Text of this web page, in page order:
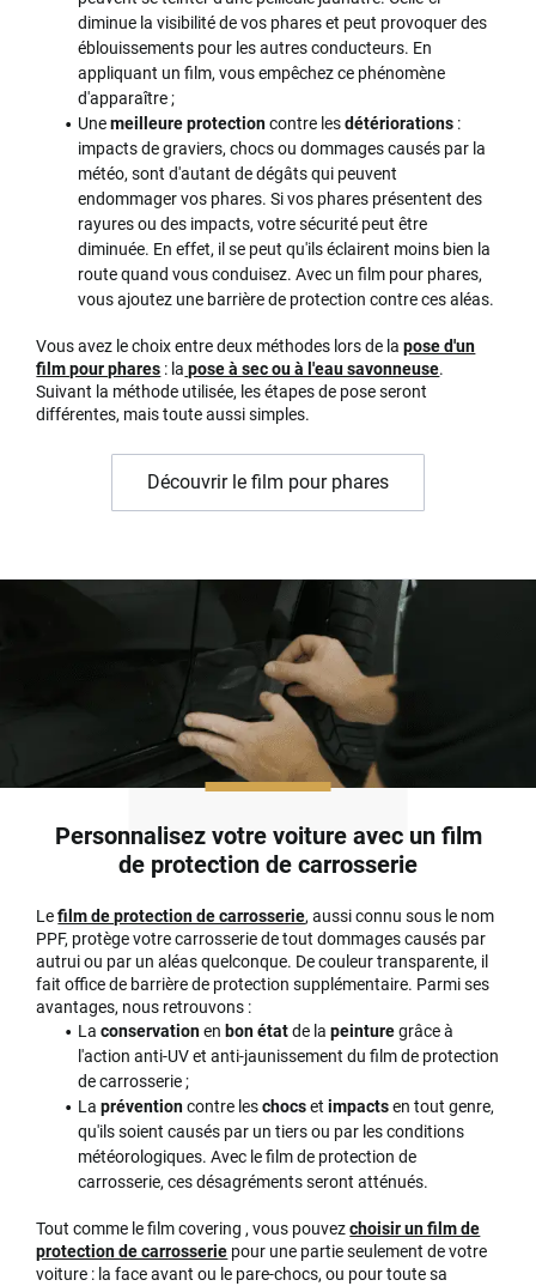
diminue la visibilité de vos phares et peut provoquer des
éblouissements pour les autres conducteurs. En
appliquant un film, vous empêchez ce phénomène
d'apparaître ;
Unemeilleure protectioncontre lesdétériorations :
impacts de graviers, chocs ou dommages causés par la
météo, sont d'autant de dégâts qui peuvent
endommager vos phares. Si vos phares présentent des
rayures ou des impacts, votre sécurité peut être
diminuée. En effet, il se peut qu'ils éclairent moins bien la
route quand vous conduisez. Avec un film pour phares,
vous ajoutez une barrière de protection contre ces aléas.
Vous avez le choix entre deux méthodes lors de lapose d'un
film pour phares : la pose à sec ou à l'eau savonneuse.
Suivant la méthode utilisée, les étapes de pose seront
différentes, mais toute aussi simples.
Découvrir le film pour phares
Personnalisez votre voiture avec un film
de protection de carrosserie
Lefilm de protection de carrosserie, aussi connu sous le nom
PPF, protège votre carrosserie de tout dommages causés par
autrui ou par un aléas quelconque. De couleur transparente, il
fait office de barrière de protection supplémentaire. Parmi ses
avantages, nous retrouvons :
Laconservationen bon étatde lapeinturegrâce à
l'action anti-UV et anti-jaunissement du film de protection
de carrosserie ;
Lapréventioncontre leschocsetimpactsen tout genre,
qu'ils soient causés par un tiers ou par les conditions
météorologiques. Avec le film de protection de
carrosserie, ces désagréments seront atténués.
Tout comme le film covering , vous pouvezchoisir un film de
protection de carrosserie pour une partie seulement de votre
voiture : la face avant ou le pare-chocs, ou pour toute sa